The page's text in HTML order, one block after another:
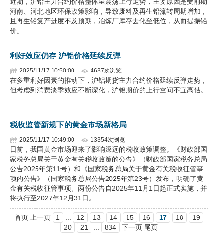
河南、河北地区环保政策影响，导致废料及再生铅流转周期增加，
且再生铅复产进度不及预期，冶炼厂库存去化至低位，从而提振铅
价。…
利好效应仍存 沪铝价格延续反弹
2025/11/17 10:50:00 4637次浏览
在多重利好因素的推动下，沪铝期货主力合约价格延续反弹走势，
但考虑到消费淡季效应不断深化，沪铝期价的上行空间不宜高估。
税收监管新规下的黄金市场新格局
2025/11/17 10:49:00 13354次浏览
日前，我国黄金市场迎来了影响深远的税收政策调整。《财政部国
家税务总局关于黄金有关税收政策的公告》（财政部国家税务总局
公告2025年第11号）和《国家税务总局关于黄金有关税收征管事
项的公告》（国家税务总局公告2025年第23号）发布，明确了黄
金有关税收征管事项。两份公告自2025年11月1日起正式实施，并
将执行至2027年12月31日。…
首页 上一页 1 12 13 14 15 16 17 18
19
20
21 834 下一页 尾页